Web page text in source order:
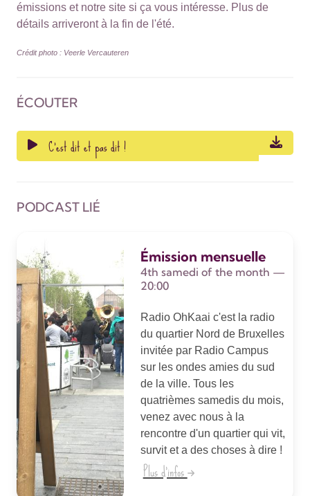
émissions et notre site si ça vous intéresse. Plus de
détails arriveront à la fin de l'été.
Crédit photo : Veerle Vercauteren
ÉCOUTER
C'est dit et pas dit !
PODCAST LIÉ
Émission mensuelle
4th samedi of the month —
20:00
Radio OhKaai c'est la radio
du quartier Nord de Bruxelles
invitée par Radio Campus
sur les ondes amies du sud
de la ville. Tous les
quatrièmes samedis du mois,
venez avec nous à la
rencontre d'un quartier qui vit,
survit et a des choses à dire !
Plus d'infos